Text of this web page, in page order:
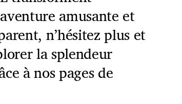
amusante et
n’hésitez plus et
la splendeur
à nos pages de